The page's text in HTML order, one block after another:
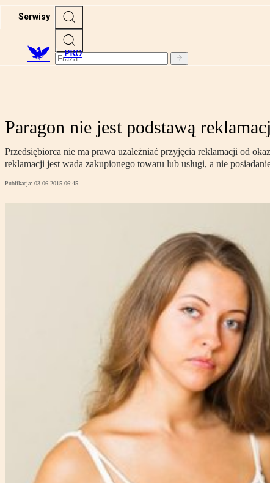
Serwisy
PRO
Paragon nie jest podstawą
Przedsiębiorca nie ma prawa uzależniać przyjęcia reklamacji od
reklamacji jest wada zakupionego towaru lub usługi, a nie
Publikacja: 03.06.2015 06:45